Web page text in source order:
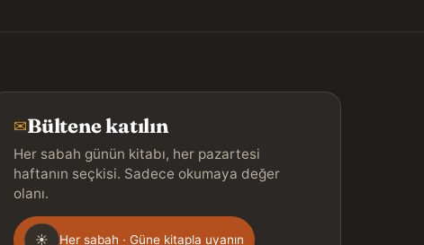
✉Bültene katılın
Her sabah günün kitabı, her pazartesi
haftanın seçkisi. Sadece okumaya değer
olanı.
Gönderim
☀ Her sabah · Güne kitapla uyanın